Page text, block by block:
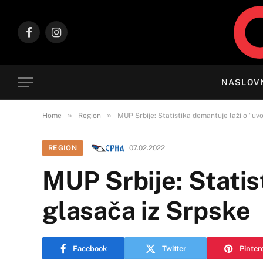
FacebookInstagram
Home » Region » MUP Srbije: Statistika demantuje laži o
REGION 07.02.2022
MUP Srbije:
glasača iz Srpske
Facebook Twitter